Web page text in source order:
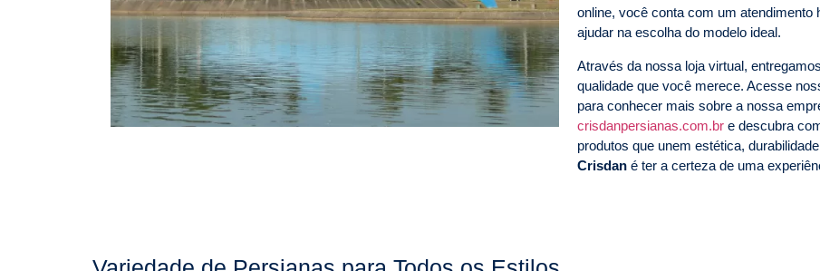
online, você conta com um
ajudar na escolha do modelo ideal.
Através da nossa loja virtual,
qualidade que você merece. Acesse
para conhecer mais sobre a nossa
crisdanpersianas.com.bre descubra
produtos que unem estética,
Crisdané ter a certeza de uma